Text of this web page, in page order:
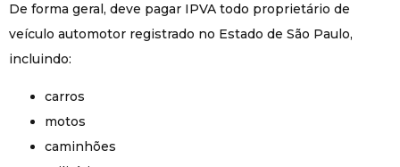
De forma geral, deve pagar IPVA todo proprietário de
veículo automotor registrado no Estado de São Paulo,
incluindo:
carros
motos
caminhões